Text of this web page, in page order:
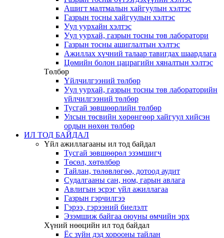
Ашигт малтмалын хайгуулын хэлтэс
Газрын тосны хайгуулын хэлтэс
Уул уурхайн хэлтэс
Уул уурхай, газрын тосны төв лаборатори
Газрын тосны ашиглалтын хэлтэс
Ажиллах хүчний талаар тавигдах шаардлага
Цөмийн болон цацрагийн хяналтын хэлтэс
Төлбөр
Үйлчилгээний төлбөр
Уул уурхай, газрын тосны төв лабораторийн
үйлчилгээний төлбөр
Тусгай зөвшөөрлийн төлбөр
Улсын төсвийн хөрөнгөөр хайгуул хийсэн
ордын нөхөн төлбөр
ИЛ ТОД БАЙДАЛ
Үйл ажиллагааны ил тод байдал
Тусгай зөвшөөрөл эзэмшигч
Төсөл, хөтөлбөр
Тайлан, төлөвлөгөө, дотоод аудит
Судалгааны сан, ном, гарын авлага
Авлигын эсрэг үйл ажиллагаа
Газрын гэрчилгээ
Гэрээ, гэрээний биелэлт
Эзэмшиж байгаа оюуны өмчийн эрх
Хүний нөөцийн ил тод байдал
Ёс зүйн дэд хорооны тайлан